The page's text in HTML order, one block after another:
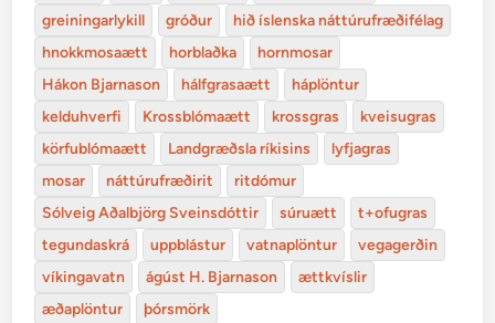
greiningarlykill
gróður
hið íslenska náttúrufræðifélag
hnokkmosaætt
horblaðka
hornmosar
Hákon Bjarnason
hálfgrasaætt
háplöntur
kelduhverfi
Krossblómaætt krossgras
kveisugras
körfublómaætt
Landgræðsla ríkisins
lyfjagras
mosar
náttúrufræðirit
ritdómur
Sólveig Aðalbjörg Sveinsdóttir
súruætt
t+ofugras
tegundaskrá
uppblástur vatnaplöntur
vegagerðin
víkingavatn
ágúst H. Bjarnason
ættkvíslir
æðaplöntur
þórsmörk